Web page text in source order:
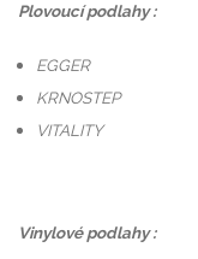
Plovoucí podlahy :
EGGER
KRNOSTEP
VITALITY
Vinylové podlahy :